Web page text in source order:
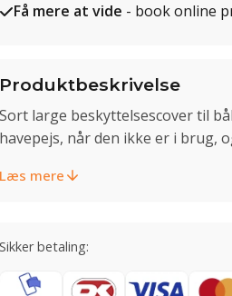
Få mere at vide - book online
Produktbeskrivelse
Sort large beskyttelsescover til
havepejs, når den ikke er i brug,
Læs mere
Sikker betaling: